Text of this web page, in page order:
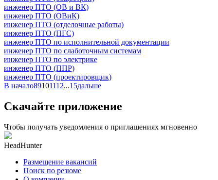
инженер ПТО (ОВ и ВК)
инженер ПТО (ОВиК)
инженер ПТО (отделочные работы)
инженер ПТО (ПГС)
инженер ПТО по исполнительной документации
инженер ПТО по слаботочным системам
инженер ПТО по электрике
инженер ПТО (ППР)
инженер ПТО (проектировщик)
В начало89101112...15дальше
Скачайте приложение
Чтобы получать уведомления о приглашениях мгновенно
HeadHunter
Размещение вакансий
Поиск по резюме